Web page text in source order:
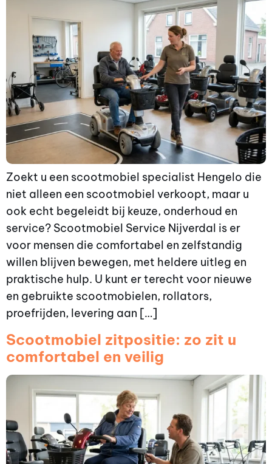
Zoekt u een scootmobiel specialist Hengelo die
niet alleen een scootmobiel verkoopt, maar u
ook echt begeleidt bij keuze, onderhoud en
service? Scootmobiel Service Nijverdal is er
voor mensen die comfortabel en zelfstandig
willen blijven bewegen, met heldere uitleg en
praktische hulp. U kunt er terecht voor nieuwe
en gebruikte scootmobielen, rollators,
proefrijden, levering aan […]
Scootmobiel zitpositie: zo zit u
comfortabel en veilig